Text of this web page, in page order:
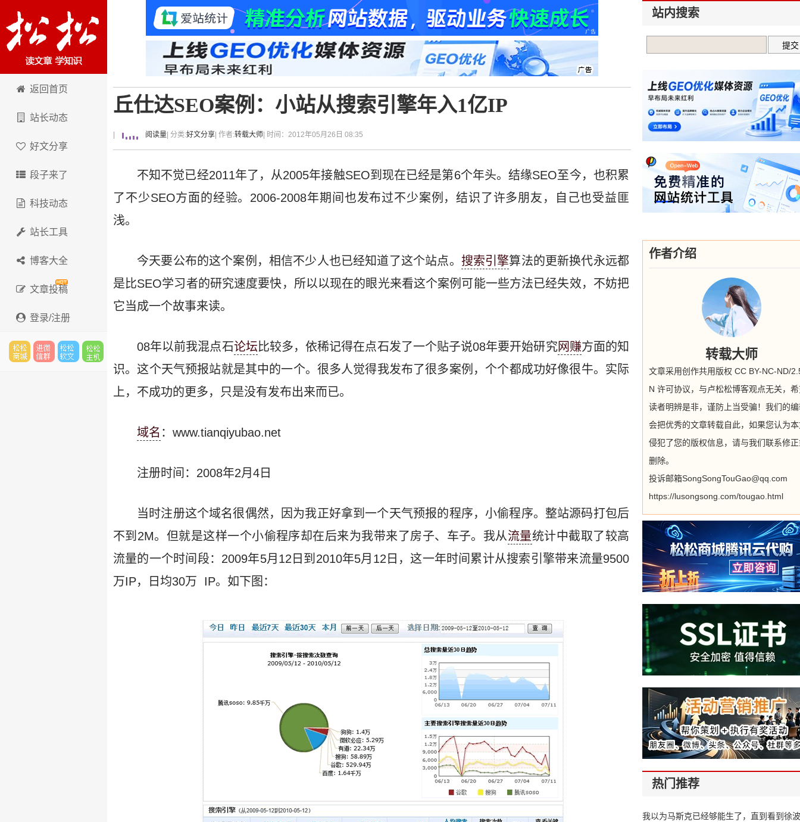
卢松松博客
返回首页
站长动态
好文分享
段子来了
科技动态
站长工具
博客大全
文章投稿
登录/注册
丘仕达SEO案例：小站从搜索引擎年入1亿IP
阅读量 | 分类:好文分享 | 作者:转载大师 | 时间：2012年05月26日 08:35
不知不觉已经2011年了，从2005年接触SEO到现在已经是第6个年头。结缘SEO至今，也积累
了不少SEO方面的经验。2006-2008年期间也发布过不少案例，结识了许多朋友，自己也受益匪
浅。
今天要公布的这个案例，相信不少人也已经知道了这个站点。 搜索引擎算法的更新换代永远都
是比SEO学习者的研究速度要快，所以以现在的眼光来看这个案例可能一些方法已经失效，不妨把
它当成一个故事来读。
08年以前我混点石论坛 比较多，依稀记得在点石发了一个贴子说08年要开始研究网赚方面的知
识。这个天气预报站就是其中的一个。很多人觉得我发布了很多案例，个个都成功好像很牛。实际
上，不成功的更多，只是没有发布出来而已。
域名 ：www.tianqiyubao.net
注册时间：2008年2月4日
当时注册这个域名很偶然，因为我正好拿到一个天气预报的程序，小偷程序。整站源码打包后
不到2M。但就是这样一个小偷程序却在后来为我带来了房子、车子。我从流量统计中截取了较高
流量的一个时间段：2009年5月12日到2010年5月12日，这一年时间累计从搜索引擎带来流量9500
万IP，日均30万 IP。如下图：
站内搜索
作者介绍
转载大师
文章采用创作共用版权 CC BY-NC-ND/
N 许可协议，与卢松松博客观点无关，
读者明辨是非，谨防上当受骗！我们的
会把优秀的文章转载自此，如果您认为
侵犯了您的版权信息，请与我们联系修
删除。
投诉邮箱SongSongTouGao@qq.com
https://lusongsong.com/tougao.html
热门推荐
我以为马斯克已经够能生了，直到看到